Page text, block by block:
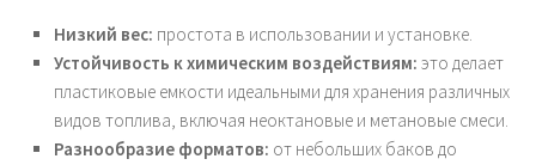
Низкий вес: простота в использовании и установке.
Устойчивость к химическим воздействиям: это делает
пластиковые емкости идеальными для хранения различных
видов топлива, включая неоктановые и метановые смеси.
Разнообразие форматов: от небольших баков до